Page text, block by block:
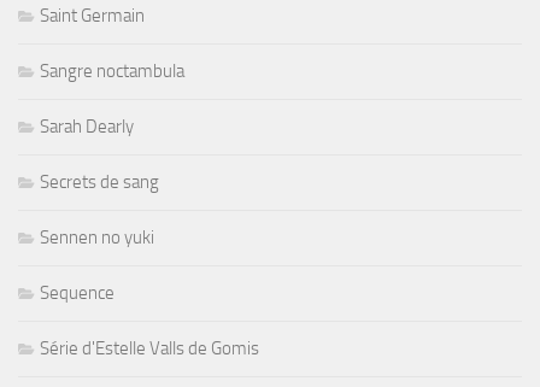
Saint Germain
Sangre noctambula
Sarah Dearly
Secrets de sang
Sennen no yuki
Sequence
Série d'Estelle Valls de Gomis